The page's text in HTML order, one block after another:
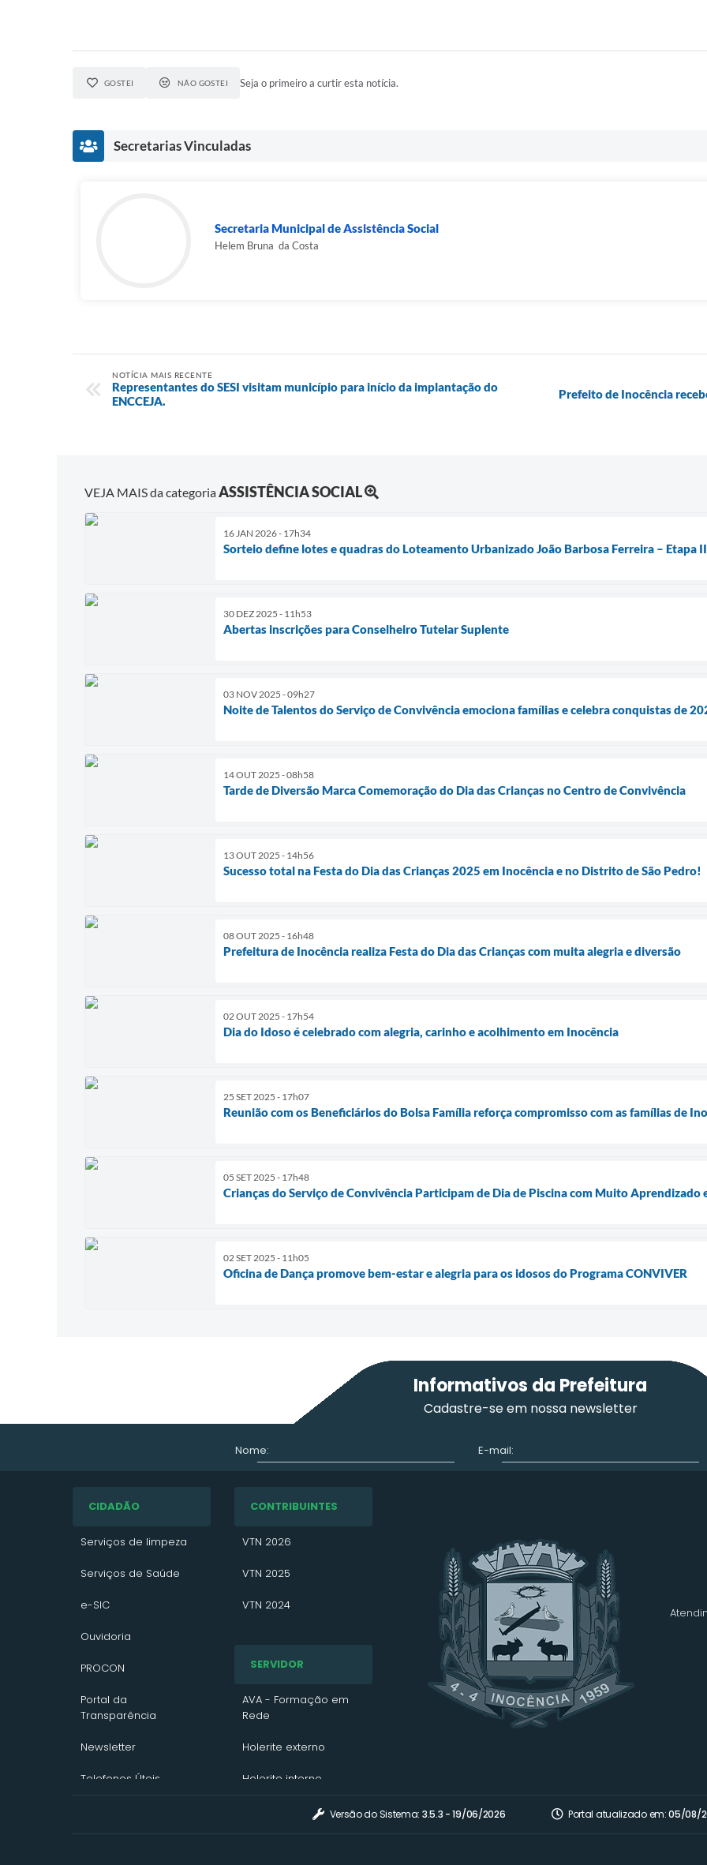
GOSTEI NÃO GOSTEI Seja o primeiro a curtir esta notícia.
Secretarias Vinculadas
Secretaria Municipal de Assistência Social
Helem Bruna da Costa
NOTÍCIA MAIS RECENTE
Representantes do SESI visitam município para início da implantação do
ENCCEJA.
Prefeito de Inocência
VEJA MAIS da categoriaASSISTÊNCIA SOCIAL
16 JAN 2026 - 17h34
Sorteio define lotes e quadras do Loteamento Urbanizado João Barbosa Ferreira – Etapa
30 DEZ 2025 - 11h53
Abertas inscrições para Conselheiro Tutelar Suplente
03 NOV 2025 - 09h27
Noite de Talentos do Serviço de Convivência emociona famílias e celebra conquistas de
14 OUT 2025 - 08h58
Tarde de Diversão Marca Comemoração do Dia das Crianças no Centro de Convivência
13 OUT 2025 - 14h56
Sucesso total na Festa do Dia das Crianças 2025 em Inocência e no Distrito de São Pedro!
08 OUT 2025 - 16h48
Prefeitura de Inocência realiza Festa do Dia das Crianças com muita alegria e diversão
02 OUT 2025 - 17h54
Dia do Idoso é celebrado com alegria, carinho e acolhimento em Inocência
25 SET 2025 - 17h07
Reunião com os Beneficiários do Bolsa Família reforça compromisso com as famílias de
05 SET 2025 - 17h48
Crianças do Serviço de Convivência Participam de Dia de Piscina com Muito Aprendizado
02 SET 2025 - 11h05
Oficina de Dança promove bem-estar e alegria para os idosos do Programa CONVIVER
Informativos da Prefeitura
Cadastre-se em nossa newsletter
Nome: E-mail:
CIDADÃO
Serviços de limpeza
Serviços de Saúde
e-SIC
Ouvidoria
PROCON
Portal da
Transparência
Newsletter
Telefones Úteis
CONTRIBUINTES
VTN 2026
VTN 2025
VTN 2024
VTN
Convênio ITR
SERVIDOR
AVA - Formação em
Rede
Holerite externo
Holerite interno
Portal de SistemasVersão do Sistema: 3.5.3 - 19/06/2026 Portal atualizado em:05/08/